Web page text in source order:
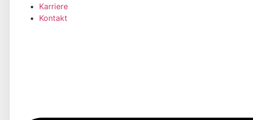
Karriere
Kontakt